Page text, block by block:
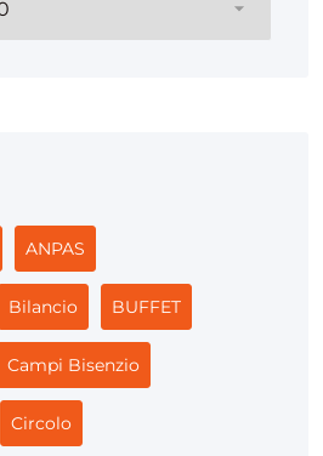
ANPAS
Bilancio BUFFET
Campi Bisenzio
Circolo